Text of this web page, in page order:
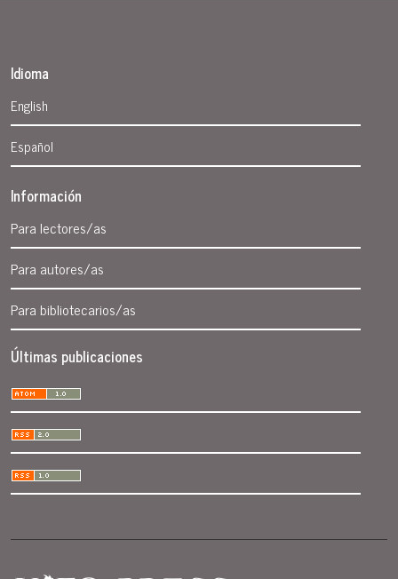
Idioma
English
Español
Información
Para lectores/as
Para autores/as
Para bibliotecarios/as
Últimas publicaciones